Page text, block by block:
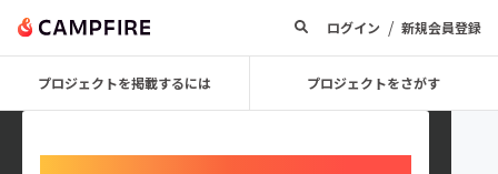
ログイン / 新規会員登録
プロジェクトを掲載するには プロジェクトをさがす